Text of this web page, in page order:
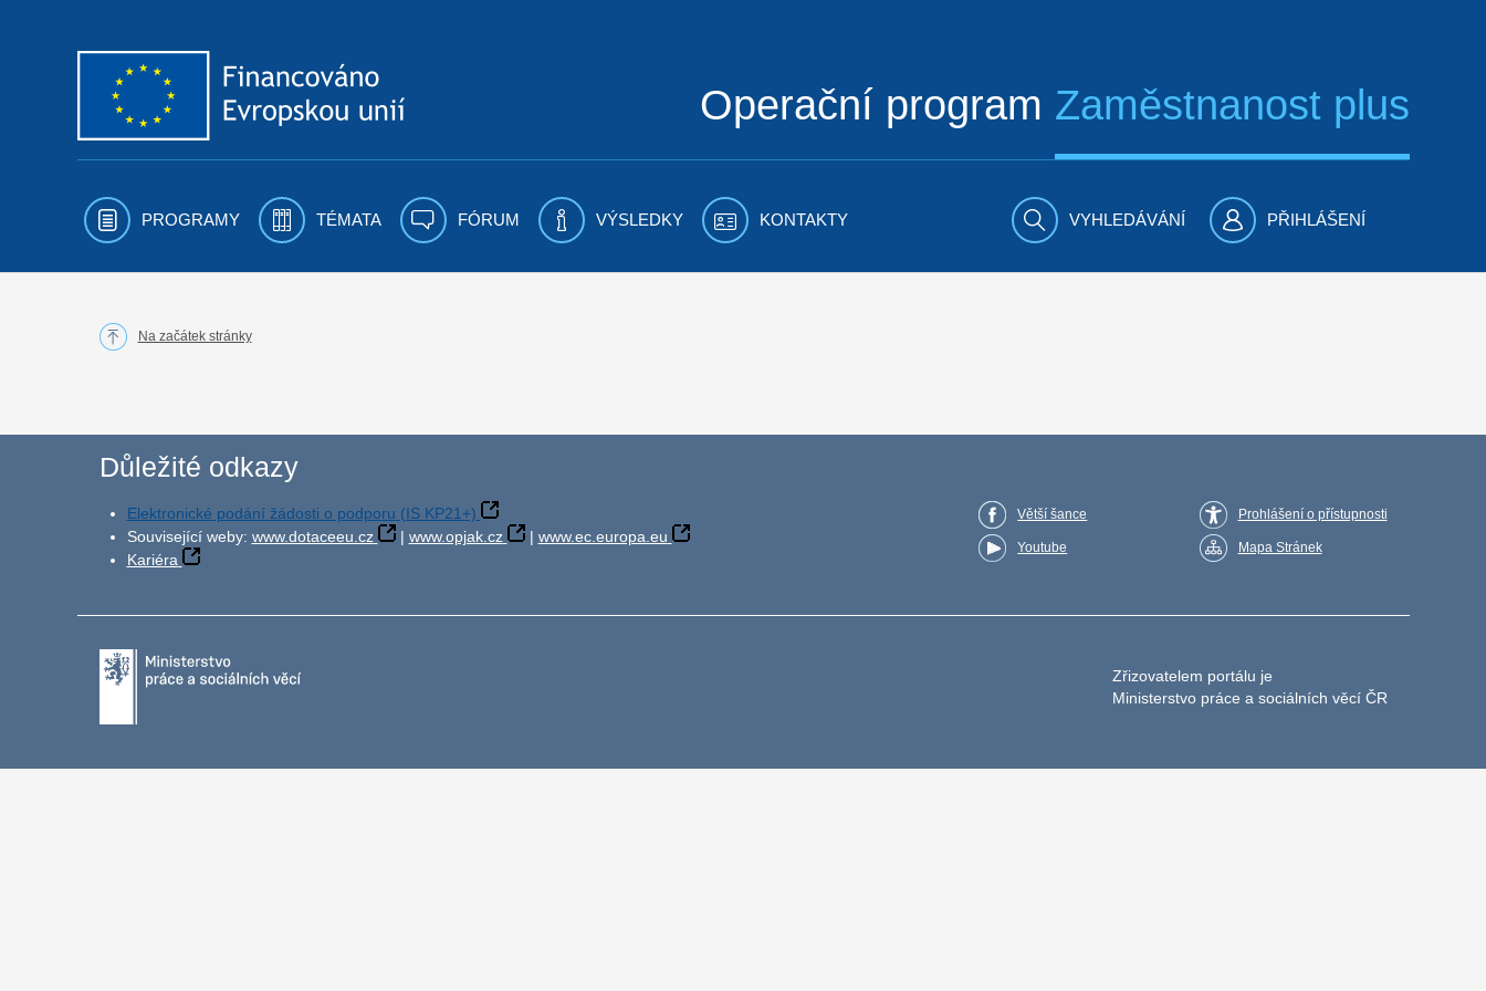
Operační program Zaměstnanost plus
PROGRAMY TÉMATA FÓRUM VÝSLEDKY KONTAKTY VYHLEDÁVÁNÍ PŘIHLÁŠENÍ
Na začátek stránky
Důležité odkazy
Elektronické podání žádosti o podporu (IS KP21+)
Související weby: www.dotaceeu.cz | www.opjak.cz | www.ec.europa.eu
Kariéra
Větší šance
Youtube
Prohlášení o přístupnosti
Mapa Stránek
Zřizovatelem portálu je
Ministerstvo práce a sociálních věcí ČR